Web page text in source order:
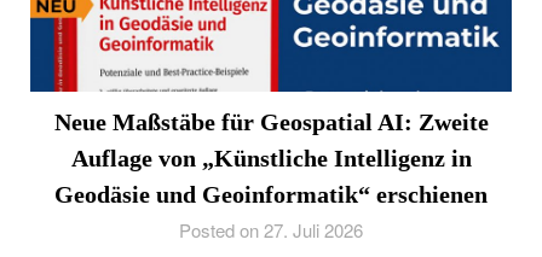
Neue Maßstäbe für Geospatial AI: Zweite
Auflage von „Künstliche Intelligenz in
Geodäsie und Geoinformatik“ erschienen
Posted on 27. Juli 2026